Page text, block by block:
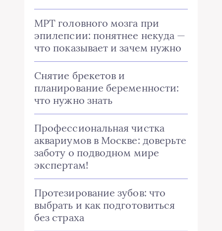
МРТ головного мозга при
эпилепсии: понятнее некуда —
что показывает и зачем нужно
Снятие брекетов и
планирование беременности:
что нужно знать
Профессиональная чистка
аквариумов в Москве: доверьте
заботу о подводном мире
экспертам!
Протезирование зубов: что
выбрать и как подготовиться
без страха